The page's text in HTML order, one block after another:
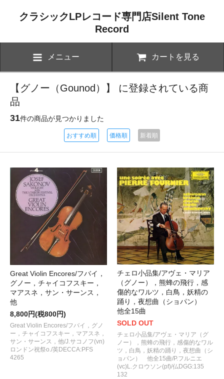
クラシックLPレコード専門店Silent Tone
Record
メニュー カートを見る
【グノー（Gounod）】 に登録されている商
品
31件の商品が見つかりました
おすすめ順 価格順 新着順
Great Violin Encores/フバイ，
グノー，チャイコフスキー，
マアスネ，サン・サーンス，
他
8,800円(税800円)
Great Violin Encores/フバイ，グノ
ー，チャイコフスキー，マアスネ，
サン・サーンス，他/J.サコノフ(vn)
ロンドン祝祭o./英DECCA:PFS
4265
チェロ小品集/アヴェ・マリア
（グノー），熊蜂の飛行，感
傷的なワルツ，白鳥，妖精の
踊り，夜想曲（ショパン）
他全15曲
SOLD OUT
チェロ小品集/アヴェ・マリア（グ
ノー），熊蜂の飛行，感傷的なワル
ツ，白鳥，妖精の踊り，夜想曲（シ
ョパン） 他全15曲/P.フルニエ
(vc)L.クロウソン(pf)/仏DGG:135
132